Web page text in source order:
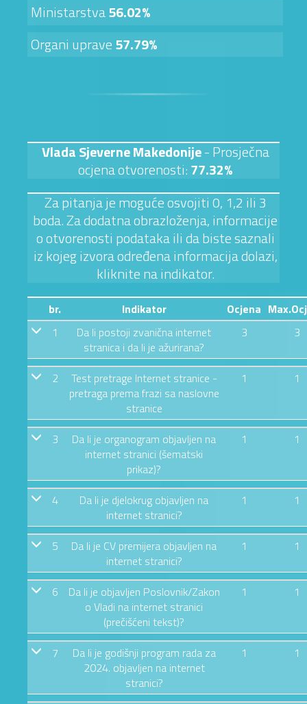
Ministarstva56.02%
Organi uprave57.79%
Vlada Sjeverne Makedonije- Prosječna
ocjena otvorenosti:77.32%
Za pitanja je moguće osvojiti 0, 1,2 ili 3
boda. Za dodatna obrazloženja, informacije
o otvorenosti podataka ili da biste saznali
iz kojeg izvora određena informacija dolazi,
kliknite na indikator.
br. Indikator Ocjena
1
Da li postoji zvanična internet
stranica i da li je ažurirana?
3 3
2
Test pretrage Internet stranice -
pretraga prema frazi sa naslovne
stranice
1 1
3
Da li je organogram objavljen na
internet stranici (šematski
prikaz)?
1 1
4
Da li je djelokrug objavljen na
internet stranici?
1 1
5
Da li je CV premijera objavljen na
internet stranici?
1 1
6
Da li je objavljen Poslovnik/Zakon
o Vladi na internet stranici
(prečišćeni tekst)?
1 1
7
Da li je godišnji program rada za
2024. objavljen na internet
stranici?
1 1